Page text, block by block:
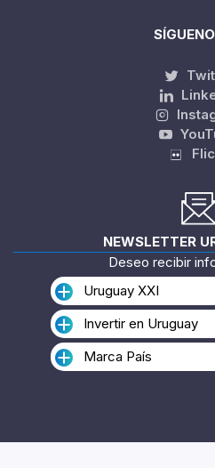
NEWSLETTER
Deseo recibir
Uruguay XXI
Invertir en Uruguay
Marca País